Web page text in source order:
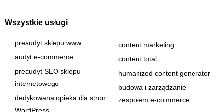
Wszystkie usługi
preaudyt sklepu www
audyt e-commerce
preaudyt SEO sklepu
internetowego
dedykowana opieka dla stron
WordPress
content marketing
content total
humanized content generator
budowa i zarządzanie
zespołem e-commerce